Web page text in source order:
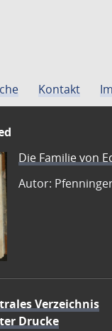
Kontakt
Die Familie von
Autor:
Verzeichnis
Drucke